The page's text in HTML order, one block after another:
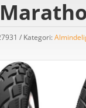
Kategori: